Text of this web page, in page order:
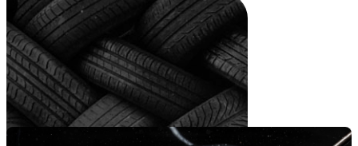
Artikel Terkait